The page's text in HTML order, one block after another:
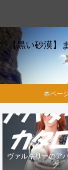
【黒い砂漠】
本ペー
ヴァルキリーのア
グ